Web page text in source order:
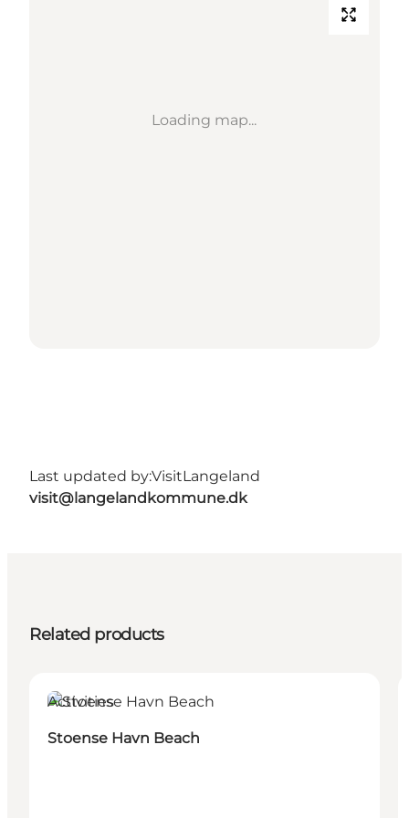
Loading map...
Last updated by:VisitLangeland
visit@langelandkommune.dk
Related products
Activities
Stoense Havn Beach